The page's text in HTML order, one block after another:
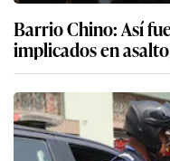
Barrio Chino: Así
implicados en